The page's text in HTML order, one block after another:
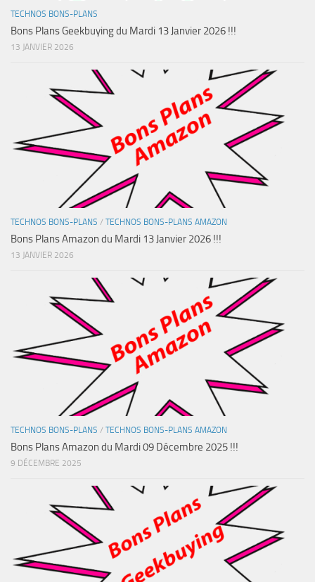
TECHNOS BONS-PLANS
Bons Plans Geekbuying du Mardi 13 Janvier 2026 !!!
13 JANVIER 2026
TECHNOS BONS-PLANS / TECHNOS BONS-PLANS AMAZON
Bons Plans Amazon du Mardi 13 Janvier 2026 !!!
13 JANVIER 2026
TECHNOS BONS-PLANS / TECHNOS BONS-PLANS AMAZON
Bons Plans Amazon du Mardi 09 Décembre 2025 !!!
9 DÉCEMBRE 2025